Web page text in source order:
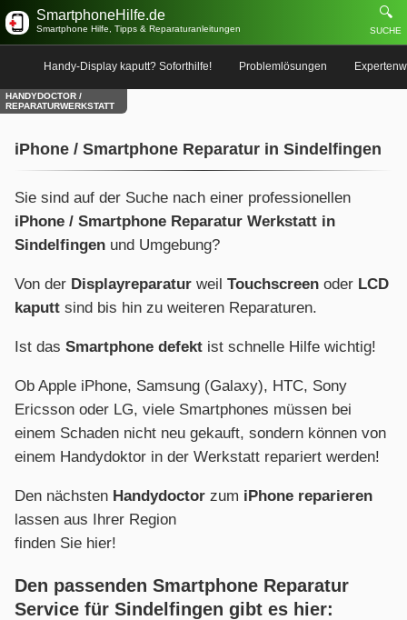
SmartphoneHilfe.de
Smartphone Hilfe, Tipps & Reparaturanleitungen
🔍
SUCHE
Handy-Display kaputt? Soforthilfe! Problemlösungen
HANDYDOCTOR /
REPARATURWERKSTATT
iPhone / Smartphone Reparatur in Sindelfingen
Sie sind auf der Suche nach einer professionellen
iPhone / Smartphone Reparatur Werkstatt in
Sindelfingen und Umgebung?
Von der Displayreparatur weil Touchscreen oder LCD
kaputt sind bis hin zu weiteren Reparaturen.
Ist das Smartphone defekt ist schnelle Hilfe wichtig!
Ob Apple iPhone, Samsung (Galaxy), HTC, Sony
Ericsson oder LG, viele Smartphones müssen bei
einem Schaden nicht neu gekauft, sondern können von
einem Handydoktor in der Werkstatt repariert werden!
Den nächsten Handydoctor zum iPhone reparieren
lassen aus Ihrer Region
finden Sie hier!
Den passenden Smartphone Reparatur
Service für Sindelfingen gibt es hier: